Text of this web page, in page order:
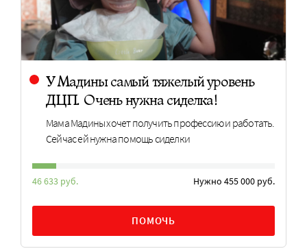
У Мадины самый тяжелый уровень
ДЦП. Очень нужна сиделка!
Мама Мадины хочет получить профессию и работать.
Сейчас ей нужна помощь сиделки
46 633 руб. Нужно 455 000 руб.
ПОМОЧЬ